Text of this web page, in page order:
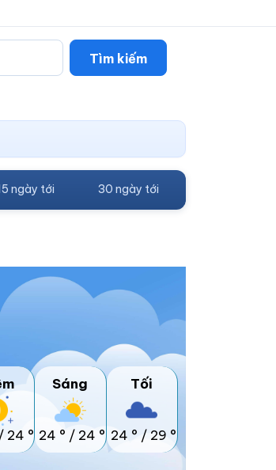
Tìm kiếm
ngày tới 30 ngày tới
24 °
Sáng
24 ° / 24 °
Tối
24 ° / 29 °